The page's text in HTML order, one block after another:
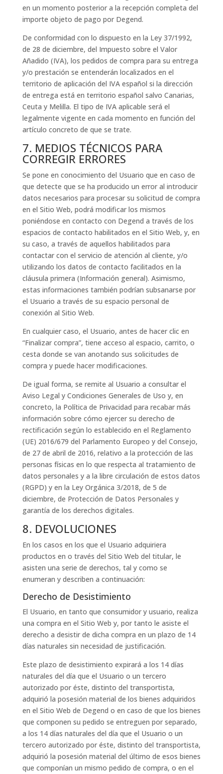
en un momento posterior a la recepción completa del
importe objeto de pago por Degend.
De conformidad con lo dispuesto en la Ley 37/1992,
de 28 de diciembre, del Impuesto sobre el Valor
Añadido (IVA), los pedidos de compra para su entrega
y/o prestación se entenderán localizados en el
territorio de aplicación del IVA español si la dirección
de entrega está en territorio español salvo Canarias,
Ceuta y Melilla. El tipo de IVA aplicable será el
legalmente vigente en cada momento en función del
artículo concreto de que se trate.
7. MEDIOS TÉCNICOS PARA
CORREGIR ERRORES
Se pone en conocimiento del Usuario que en caso de
que detecte que se ha producido un error al introducir
datos necesarios para procesar su solicitud de compra
en el Sitio Web, podrá modificar los mismos
poniéndose en contacto con Degend a través de los
espacios de contacto habilitados en el Sitio Web, y, en
su caso, a través de aquellos habilitados para
contactar con el servicio de atención al cliente, y/o
utilizando los datos de contacto facilitados en la
cláusula primera (Información general). Asimismo,
estas informaciones también podrían subsanarse por
el Usuario a través de su espacio personal de
conexión al Sitio Web.
En cualquier caso, el Usuario, antes de hacer clic en
“Finalizar compra”, tiene acceso al espacio, carrito, o
cesta donde se van anotando sus solicitudes de
compra y puede hacer modificaciones.
De igual forma, se remite al Usuario a consultar el
Aviso Legal y Condiciones Generales de Uso y, en
concreto, la Política de Privacidad para recabar más
información sobre cómo ejercer su derecho de
rectificación según lo establecido en el Reglamento
(UE) 2016/679 del Parlamento Europeo y del Consejo,
de 27 de abril de 2016, relativo a la protección de las
personas físicas en lo que respecta al tratamiento de
datos personales y a la libre circulación de estos datos
(RGPD) y en la Ley Orgánica 3/2018, de 5 de
diciembre, de Protección de Datos Personales y
garantía de los derechos digitales.
8. DEVOLUCIONES
En los casos en los que el Usuario adquiriera
productos en o través del Sitio Web del titular, le
asisten una serie de derechos, tal y como se
enumeran y describen a continuación:
Derecho de Desistimiento
El Usuario, en tanto que consumidor y usuario, realiza
una compra en el Sitio Web y, por tanto le asiste el
derecho a desistir de dicha compra en un plazo de 14
días naturales sin necesidad de justificación.
Este plazo de desistimiento expirará a los 14 días
naturales del día que el Usuario o un tercero
autorizado por éste, distinto del transportista,
adquirió la posesión material de los bienes adquiridos
en el Sitio Web de Degend o en caso de que los bienes
que componen su pedido se entreguen por separado,
a los 14 días naturales del día que el Usuario o un
tercero autorizado por éste, distinto del transportista,
adquirió la posesión material del último de esos bienes
que componían un mismo pedido de compra, o en el